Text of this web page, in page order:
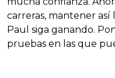
carreras, mantener así
Paul siga ganando.
pruebas en las que